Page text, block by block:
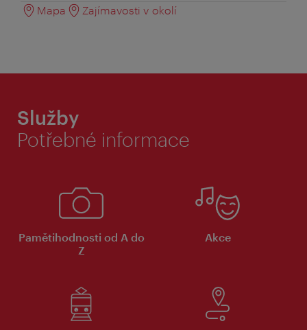
Mapa
Zajímavosti v okolí
Služby
Potřebné informace
Pamětihodnosti od A do
Z
Akce